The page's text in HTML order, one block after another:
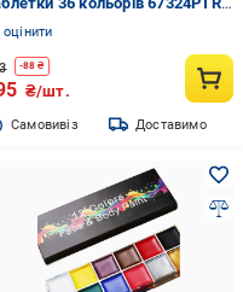
оцінити
-88 ₴
₴/шт.
Cамовивіз Доставимо